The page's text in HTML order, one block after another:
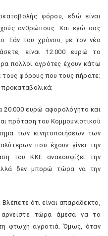
φόρου, εδώ είναι
ανθρώπους. Και εγώ σας
Εάν του χρόνου, με τον νέο
είναι 12.000 ευρώ το
πολλοί αγρότες έχουν κάτω
φόρους που τους πήρατε;
προκαταβολικά;
20.000 ευρώ αφορολόγητο και
πρόταση του Κομμουνιστικού
των κινητοποιήσεων των
που έχουν γίνει την
του ΚΚΕ ανακουφίζει την
δεν μπορώ τώρα να την
ότι είναι απαράδεκτο,
αρνείστε τώρα άμεσα να το
φτωχή αγροτιά. Όμως, όταν